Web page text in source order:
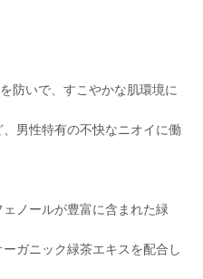
防いで、すこやかな肌環境に
男性特有の不快なニオイに働
ノールが豊富に含まれた緑
ガニック緑茶エキスを配合し